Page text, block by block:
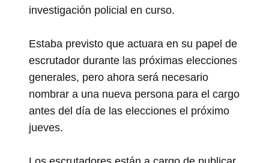
investigación policial en curso.
Estaba previsto que actuara en su papel de
escrutador durante las próximas elecciones
generales, pero ahora será necesario
nombrar a una nueva persona para el cargo
antes del día de las elecciones el próximo
jueves.